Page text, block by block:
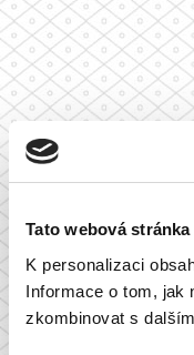
Tato webová
K personalizaci
Informace o tom, jak
zkombinovat s